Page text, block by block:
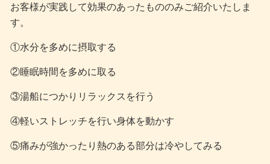
お客様が実践して効果のあったもののみご紹介いたしま
す。
①水分を多めに摂取する
②睡眠時間を多めに取る
③湯船につかりリラックスを行う
④軽いストレッチを行い身体を動かす
⑤痛みが強かったり熱のある部分は冷やしてみる